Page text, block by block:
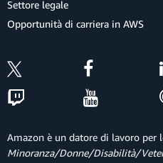
Settore legale
Opportunità di carriera in AWS
Amazon è un datore di lavoro per
Minoranza/Donne/Disabilità/